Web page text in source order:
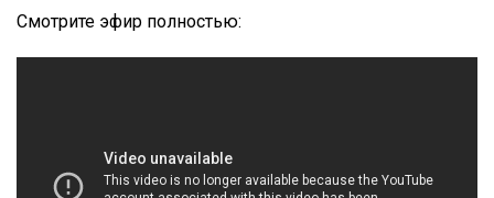
Смотрите эфир полностью: